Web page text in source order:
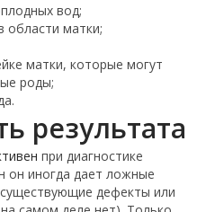
вод;
области матки;
матки, которые могут
роды;
результата
при диагностике
он иногда дает ложные
существующие дефекты или